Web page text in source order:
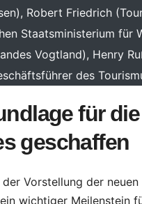
Robert Friedrich
Staatsministerium für
Vogtland), Henry
des
für
geschaffen
Vorstellung der
wichtiger Meilenstein